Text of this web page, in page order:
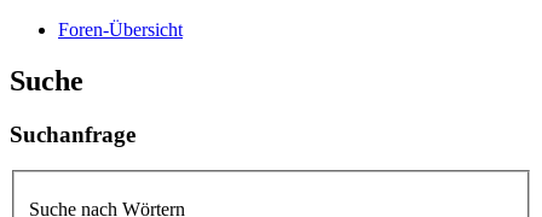
Foren-Übersicht
Suche
Suchanfrage
Suche nach Wörtern